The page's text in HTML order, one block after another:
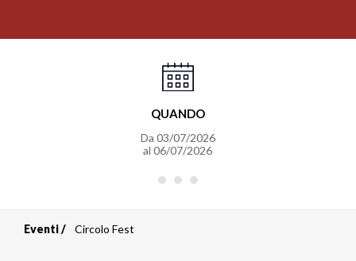
QUANDO
Da 03/07/2026
al 06/07/2026
Eventi Circolo Fest